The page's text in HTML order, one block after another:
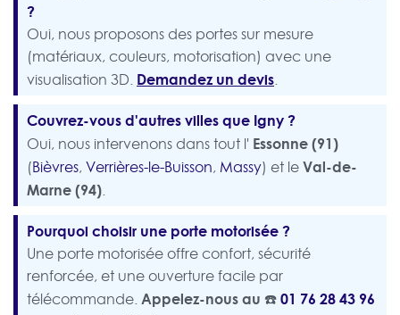
?
Oui, nous proposons des portes sur mesure
(matériaux, couleurs, motorisation) avec une
visualisation 3D. Demandez un devis.
Couvrez-vous d'autres villes que Igny ?
Oui, nous intervenons dans tout l' Essonne (91)
(Bièvres, Verrières-le-Buisson, Massy) et leVal-de-
Marne (94).
Pourquoi choisir une porte motorisée ?
Une porte motorisée offre confort, sécurité
renforcée, et une ouverture facile par
télécommande.Appelez-nous au ☎️01 76 28 43 96